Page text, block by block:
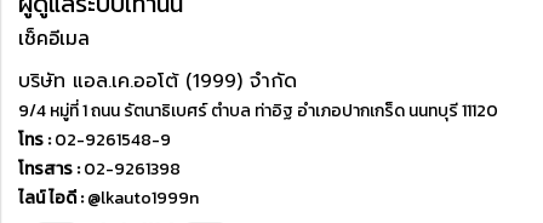
เช็คอีเมล
บริษัท แอล.เค.ออโต้ (1999) จำกัด
9/4 หมู่ที่ 1 ถนน รัตนาธิเบศร์ ตำบล ท่าอิฐ อำเภอปากเกร็ด นนทบุรี 11120
โทร :02-9261548-9
โทรสาร :02-9261398
ไลน์ ไอดี :@lkauto1999n